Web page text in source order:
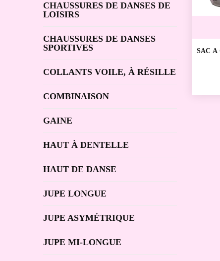
CHAUSSURES DE DANSES DE
LOISIRS
CHAUSSURES DE DANSES
SPORTIVES
COLLANTS VOILE, À RÉSILLE
COMBINAISON
GAINE
HAUT À DENTELLE
HAUT DE DANSE
JUPE LONGUE
JUPE ASYMÉTRIQUE
JUPE MI-LONGUE
SAC A